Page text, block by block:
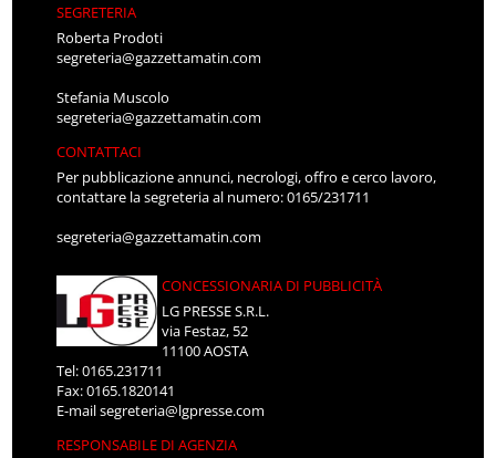
SEGRETERIA
Roberta Prodoti
segreteria@gazzettamatin.com
Stefania Muscolo
segreteria@gazzettamatin.com
CONTATTACI
Per pubblicazione annunci, necrologi, offro e cerco lavoro,
contattare la segreteria al numero: 0165/231711
segreteria@gazzettamatin.com
CONCESSIONARIA DI PUBBLICITÀ
LG PRESSE S.R.L.
via Festaz, 52
11100 AOSTA
Tel: 0165.231711
Fax: 0165.1820141
E-mailsegreteria@lgpresse.com
RESPONSABILE DI AGENZIA